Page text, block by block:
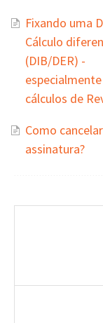
Fixando uma
Cálculo
(DIB/DER) -
cálculos de
Como
assinatura?